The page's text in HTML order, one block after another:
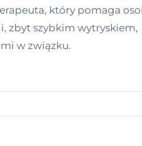
który pomaga
zbyt szybkim wytryskiem,
w związku.